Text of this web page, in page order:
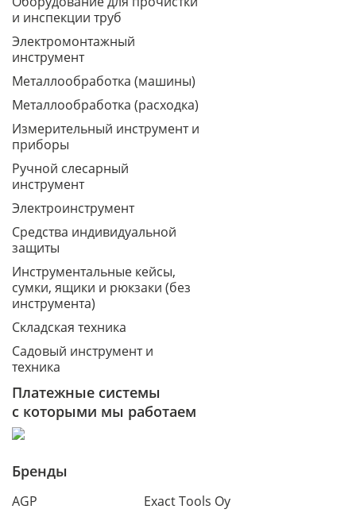
и инспекции труб
Электромонтажный
инструмент
Металлообработка (машины)
Металлообработка (расходка)
Измерительный инструмент и
приборы
Ручной слесарный
инструмент
Электроинструмент
Средства индивидуальной
защиты
Инструментальные кейсы,
сумки, ящики и рюкзаки (без
инструмента)
Складская техника
Садовый инструмент и
техника
Платежные системы
с которыми мы работаем
Бренды
AGP
Exact Tools Oy